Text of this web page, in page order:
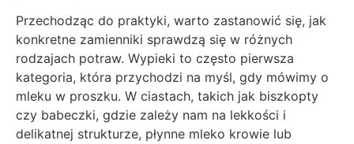
Przechodząc do praktyki, warto zastanowić się, jak
konkretne zamienniki sprawdzą się w różnych
rodzajach potraw. Wypieki to często pierwsza
kategoria, która przychodzi na myśl, gdy mówimy o
mleku w proszku. W ciastach, takich jak biszkopty
czy babeczki, gdzie zależy nam na lekkości i
delikatnej strukturze, płynne mleko krowie lub